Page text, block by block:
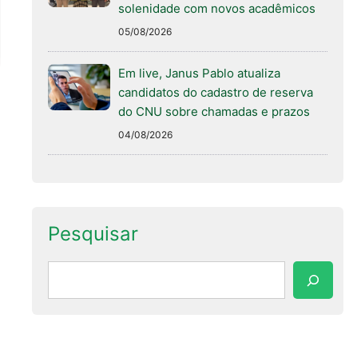
solenidade com novos acadêmicos
05/08/2026
Em live, Janus Pablo atualiza
candidatos do cadastro de reserva
do CNU sobre chamadas e prazos
04/08/2026
Pesquisar